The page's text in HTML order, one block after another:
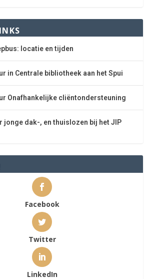
locatie en tijden
in Centrale bibliotheek aan het Spui
Onafhankelijke cliëntondersteuning
jonge dak-, en thuislozen bij het JIP
Facebook
Twitter
LinkedIn